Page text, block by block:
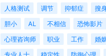
人格测试 调节 抑郁症 搜
胆小
AL 不相信 恐怖影片
心理咨询师
职业 工作
婚
专业人士
稳定性 防御心理